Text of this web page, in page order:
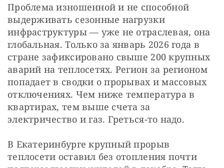
Проблема изношенной и не способной
выдерживать сезонные нагрузки
инфраструктуры — уже не отраслевая, она
глобальная. Только за январь 2026 года в
стране зафиксировано свыше 200 крупных
аварий на теплосетях. Регион за регионом
попадает в сводки о прорывах и массовых
отключениях. Чем ниже температура в
квартирах, тем выше счета за
электричество и газ. Греться-то надо.
В Екатеринбурге крупный прорыв
теплосети оставил без отопления почти